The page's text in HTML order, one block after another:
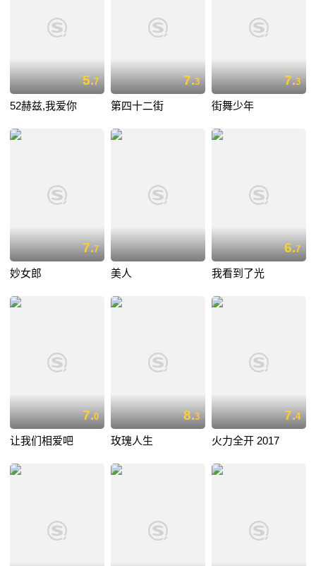
5.7
52赫兹,我爱你
7.3
第四十二街
7.3
街舞少年
7.7
妙女郎 美人
6.7
我看到了光
7.0
让我们相爱吧
8.3
玫瑰人生
7.4
火力全开 2017